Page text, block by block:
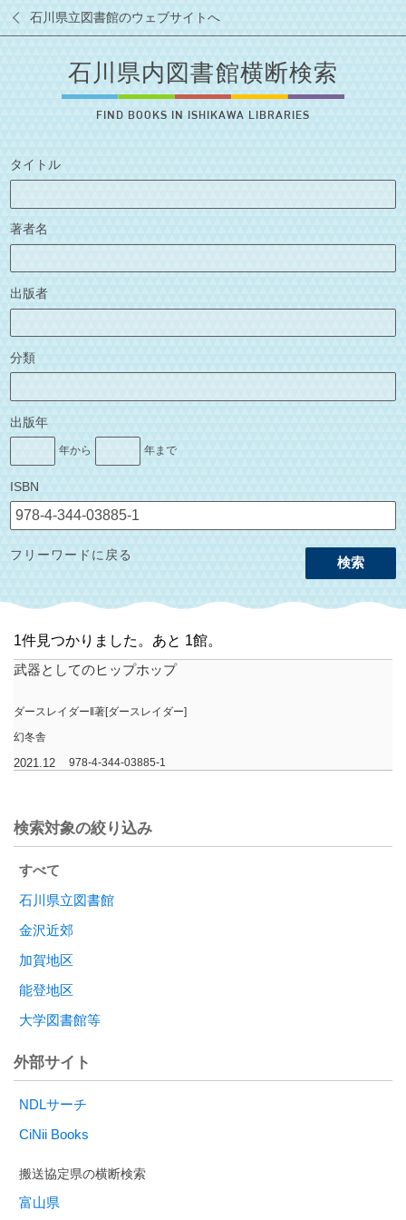
石川県立図書館のウェブサイトへ
石川県内図書館横断検索
FIND BOOKS IN ISHIKAWA LIBRARIES
タイトル
著者名
出版者
分類
出版年
年から 年まで
ISBN
検索
フリーワードに戻る
1件見つかりました。あと 1館。
武器としてのヒップホップ
ダースレイダー‖著[ダースレイダー]
幻冬舎
2021.12 978-4-344-03885-1
検索対象の絞り込み
すべて
石川県立図書館
金沢近郊
加賀地区
能登地区
大学図書館等
外部サイト
NDLサーチ
CiNii Books
富山県